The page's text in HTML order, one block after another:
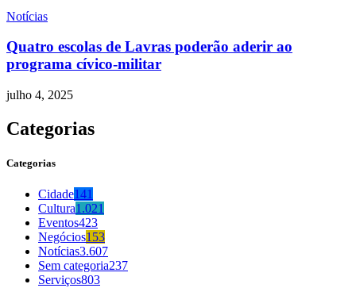
Notícias
Quatro escolas de Lavras poderão aderir ao
programa cívico-militar
julho 4, 2025
Categorias
Categorias
Cidade141
Cultura1.021
Eventos423
Negócios153
Notícias3.607
Sem categoria237
Serviços803